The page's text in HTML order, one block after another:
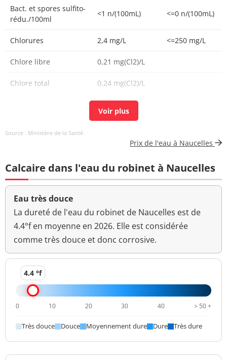
Bact. et spores sulfito-
rédu./100ml
<1 n/(100mL) <=0 n/(100mL)
Chlorures 2,4 mg/L <=250 mg/L
Chlore libre 0,21 mg(Cl2)/L
Chlore total 0,24 mg(Cl2)/L
0,28 mg(C)/L
Coloration
Couleur (qualitatif)
changement
anormal
Bactéries coliformes
/100ml-MS
Bact. aér. revivifiables
à 22°-68h
3 n/mL
Bact. aér. revivifiables
à 36°-44h
Ammonium (en NH4) <0,01 mg/L <=0,1 mg/L
Odeur (qualitatif)
changement
anormal
Source : Ministère de la Santé
Prix de l'eau à Naucelles
Calcaire dans l'eau du robinet à Naucelles
Eau très douce
La dureté de l'eau du robinet de Naucelles est de
4.4°f en moyenne en 2026. Elle est considérée
comme très douce et donc corrosive.
4.4 °f
0 10 20 30 40 > 50 +
Très douce Douce Moyennement dure Dure Très dure